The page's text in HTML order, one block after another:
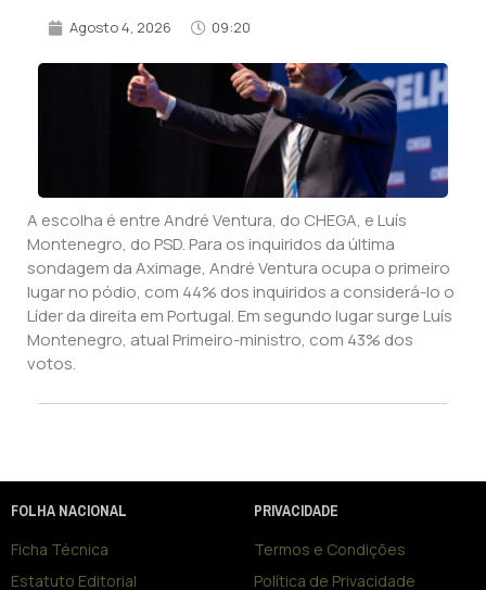
Agosto 4, 2026 09:20
A escolha é entre André Ventura, do CHEGA, e Luís
Montenegro, do PSD. Para os inquiridos da última
sondagem da Aximage, André Ventura ocupa o primeiro
lugar no pódio, com 44% dos inquiridos a considerá-lo o
Líder da direita em Portugal. Em segundo lugar surge Luís
Montenegro, atual Primeiro-ministro, com 43% dos
votos.
FOLHA NACIONAL
Ficha Técnica
Estatuto Editorial
PRIVACIDADE
Termos e Condições
Política de Privacidade